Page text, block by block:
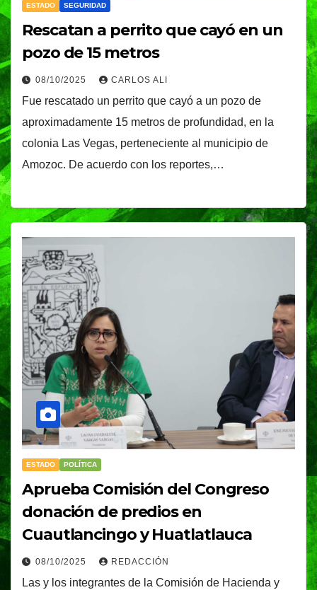
ESTADO SEGURIDAD
Rescatan a perrito que cayó en un
pozo de 15 metros
08/10/2025 CARLOS ALI
Fue rescatado un perrito que cayó a un pozo de
aproximadamente 15 metros de profundidad, en la
colonia Las Vegas, perteneciente al municipio de
Amozoc. De acuerdo con los reportes,…
ESTADO POLÍTICA
Aprueba Comisión del Congreso
donación de predios en
Cuautlancingo y Huatlatlauca
08/10/2025 REDACCIÓN
Las y los integrantes de la Comisión de Hacienda y